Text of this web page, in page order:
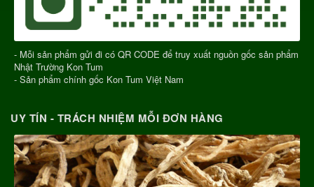
- Mỗi sản phẩm gửi đi có QR CODE để truy xuất nguồn gốc sản phẩm
Nhật Trường Kon Tum
- Sản phẩm chính gốc Kon Tum Việt Nam
UY TÍN - TRÁCH NHIỆM MỖI ĐƠN HÀNG